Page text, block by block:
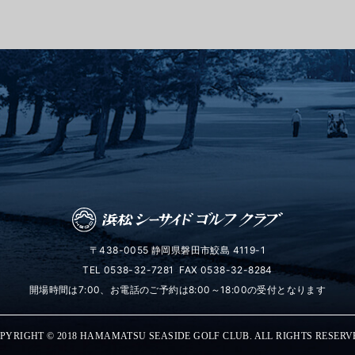
〒438-0055 静岡県磐田市鮫島 4119-1
TEL 0538-32-7281
FAX 0538-32-8284
開場時間は7:00、お電話のご予約は8:00～18:00の受付となります
© 2018 HAMAMATSU SEASIDE GOLF CLUB. ALL RIGHTS